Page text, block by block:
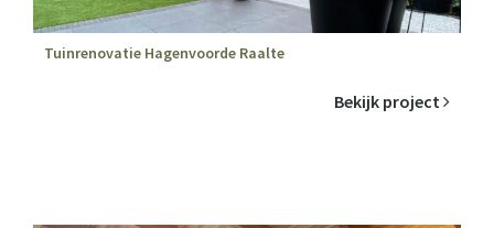
Tuinrenovatie Hagenvoorde Raalte
Bekijk project